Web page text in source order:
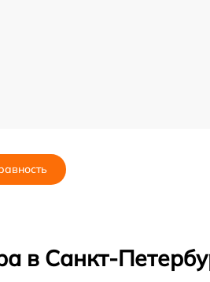
в Санкт-